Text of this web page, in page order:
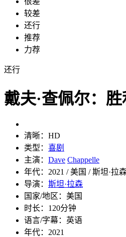
较差
还行
推荐
力荐
还行
戴夫·查佩尔：
清晰： HD
类型： 喜剧
主演： Dave Chappelle
年代： 2021 / 美国 / 斯坦·拉
导演： 斯坦·拉森
国家/地区： 美国
时长： 120分钟
语言/字幕： 英语
年代： 2021